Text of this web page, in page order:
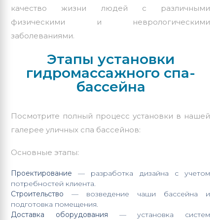
качество жизни людей с различными
физическими и неврологическими
заболеваниями.
Этапы установки
гидромассажного спа-
бассейна
Посмотрите полный процесс установки в нашей
галерее уличных спа бассейнов:
Основные этапы:
Проектирование — разработка дизайна с учетом
потребностей клиента.
Строительство — возведение чаши бассейна и
подготовка помещения.
Доставка оборудования — установка систем